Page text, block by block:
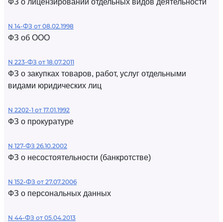
ФЗ о лицензировании отдельных видов деятельности
N 14-ФЗ от 08.02.1998
ФЗ об ООО
N 223-ФЗ от 18.07.2011
ФЗ о закупках товаров, работ, услуг отдельными
видами юридических лиц
N 2202-1 от 17.01.1992
ФЗ о прокуратуре
N 127-ФЗ 26.10.2002
ФЗ о несостоятельности (банкротстве)
N 152-ФЗ от 27.07.2006
ФЗ о персональных данных
N 44-ФЗ от 05.04.2013